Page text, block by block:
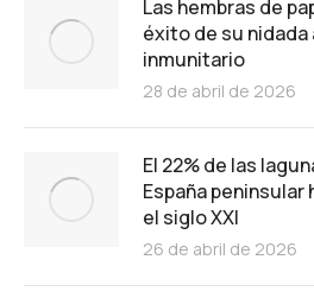
Las hembras de
éxito de su
inmunitario
28 de abril de 2026
El 22% de las
España
el siglo XXI
26 de abril de 2026